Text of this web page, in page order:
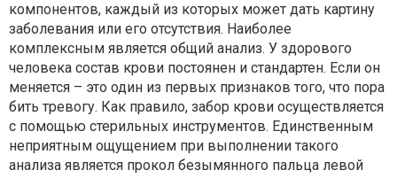
компонентов, каждый из которых может дать картину
заболевания или его отсутствия. Наиболее
комплексным является общий анализ. У здорового
человека состав крови постоянен и стандартен. Если он
меняется – это один из первых признаков того, что пора
бить тревогу. Как правило, забор крови осуществляется
с помощью стерильных инструментов. Единственным
неприятным ощущением при выполнении такого
анализа является прокол безымянного пальца левой